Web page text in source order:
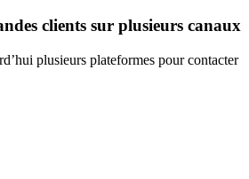
clients sur plusieurs canaux
plusieurs plateformes pour contacter